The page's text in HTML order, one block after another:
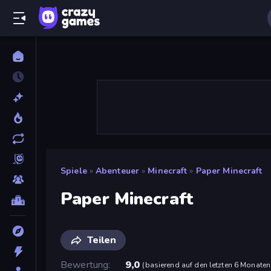
Spiele » Abenteuer » Minecraft » Paper Minecraft
Paper Minecraft
Teilen
Bewertung
9,0 (basierend auf den letzten 6 Monaten